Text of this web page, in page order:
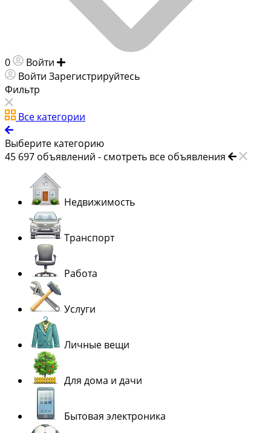
0 Войти
Войти Зарегистрируйтесь
Фильтр
Все категории
Выберите категорию
45 697 объявлений - смотреть все объявления
Недвижимость
Транспорт
Работа
Услуги
Личные вещи
Для дома и дачи
Бытовая электроника